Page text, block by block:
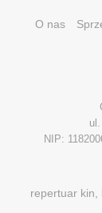
O nas
NIP:
repertuar kin,